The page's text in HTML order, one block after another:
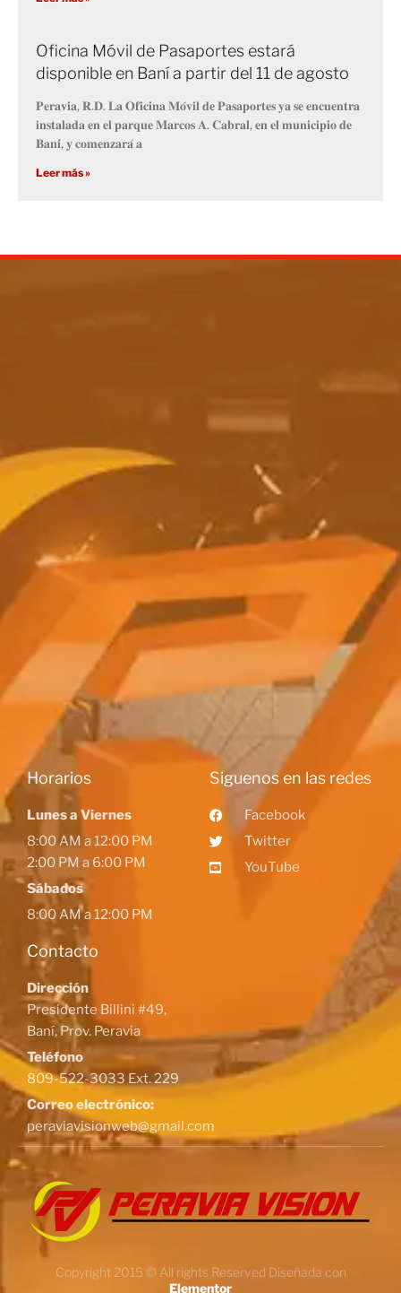
Oficina Móvil de Pasaportes estará
disponible en Baní a partir del 11 de agosto
𝐏𝐞𝐫𝐚𝐯𝐢𝐚, 𝐑.𝐃. 𝐋𝐚 𝐎𝐟𝐢𝐜𝐢𝐧𝐚 𝐌𝐨́𝐯𝐢𝐥 𝐝𝐞 𝐏𝐚𝐬𝐚𝐩𝐨𝐫𝐭𝐞𝐬 𝐲𝐚 𝐬𝐞 𝐞𝐧𝐜𝐮𝐞𝐧𝐭𝐫𝐚
𝐢𝐧𝐬𝐭𝐚𝐥𝐚𝐝𝐚 𝐞𝐧 𝐞𝐥 𝐩𝐚𝐫𝐪𝐮𝐞 𝐌𝐚𝐫𝐜𝐨𝐬 𝐀. 𝐂𝐚𝐛𝐫𝐚𝐥, 𝐞𝐧 𝐞𝐥 𝐦𝐮𝐧𝐢𝐜𝐢𝐩𝐢𝐨 𝐝𝐞
𝐁𝐚𝐧𝐢́, 𝐲 𝐜𝐨𝐦𝐞𝐧𝐳𝐚𝐫𝐚́ 𝐚
Leer más »
Horarios
Lunes a Viernes
8:00 AM a 12:00 PM
2:00 PM a 6:00 PM
Sábados
8:00 AM a 12:00 PM
Contacto
Dirección
Presidente Billini #49,
Baní, Prov. Peravia
Teléfono
809-522-3033 Ext. 229
Correo electrónico:
peraviavisionweb@gmail.com
Siguenos en las redes
Facebook
Twitter
YouTube
Copyright 2015 © All rights Reserved Diseñada con
Elementor